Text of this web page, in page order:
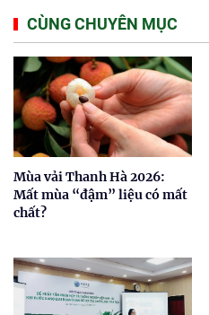
CÙNG CHUYÊN MỤC
Mùa vải Thanh Hà 2026:
Mất mùa “đậm” liệu có mất
chất?